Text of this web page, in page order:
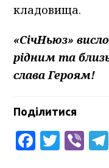
кладовища.
«СічНьюз»
рідним та
слава Героям!
Поділитися